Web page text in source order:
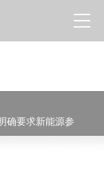
确要求新能源参